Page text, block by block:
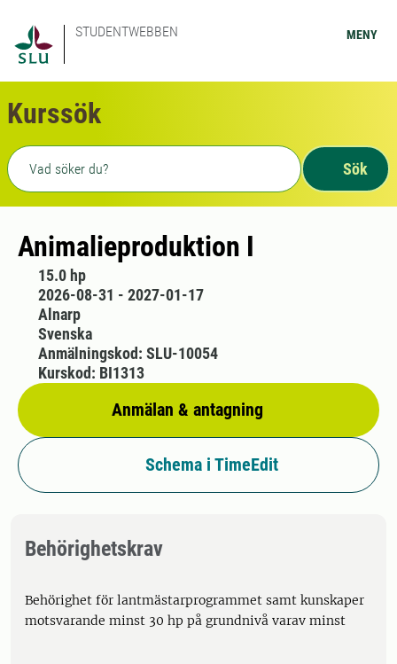
STUDENTWEBBEN MENY
Kurssök
Fritext sökning
Sök
Animalieproduktion I
15.0 hp
2026-08-31 - 2027-01-17
Alnarp
Svenska
Anmälan & antagning
Anmälningskod: SLU-10054
Kurskod: BI1313
Schema i TimeEdit
Behörighetskrav
Behörighet för lantmästarprogrammet samt kunskaper
motsvarande minst 30 hp på grundnivå varav minst